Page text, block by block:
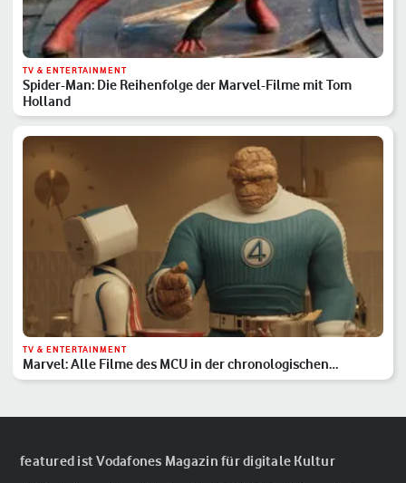
TV & ENTERTAINMENT
Spider-Man: Die Reihenfolge der Marvel-Filme mit Tom
Holland
TV & ENTERTAINMENT
Marvel: Alle Filme des MCU in der chronologischen
Reihenfolge
featured ist Vodafones Magazin für digitale Kultur